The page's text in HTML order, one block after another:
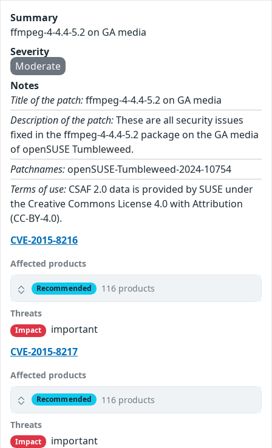
Summary
ffmpeg-4-4.4-5.2 on GA media
Severity
Moderate
Notes
Title of the patch:ffmpeg-4-4.4-5.2 on GA media
Description of the patch:These are all security issues
fixed in the ffmpeg-4-4.4-5.2 package on the GA media
of openSUSE Tumbleweed.
Patchnames: openSUSE-Tumbleweed-2024-10754
Terms of use: CSAF 2.0 data is provided by SUSE under
the Creative Commons License 4.0 with Attribution
(CC-BY-4.0).
CVE-2015-8216
Affected products
Recommended 116 products
Threats
Impact
important
CVE-2015-8217
Affected products
Recommended 116 products
Threats
Impact
important